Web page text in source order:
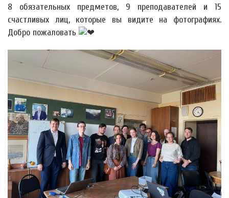
8 обязательных предметов, 9 преподавателей и 15
счастливых лиц, которые вы видите на фотографиях.
Добро пожаловать